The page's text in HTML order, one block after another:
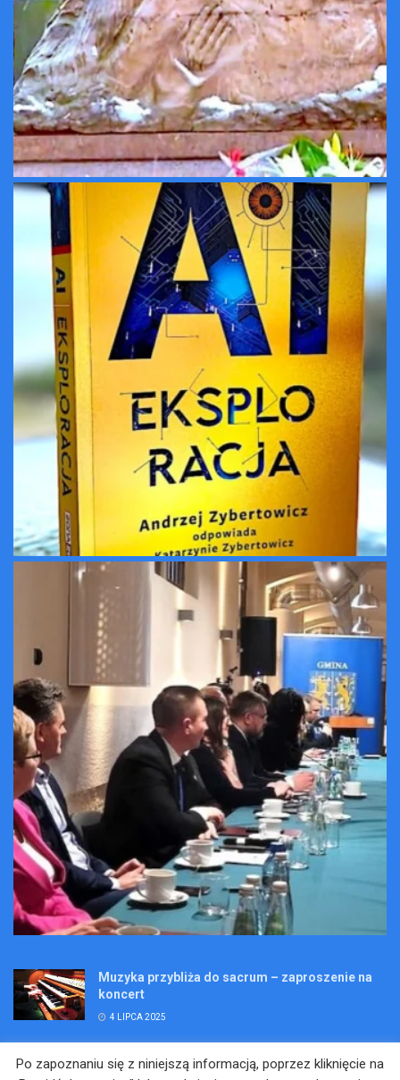
Muzyka przybliża do sacrum – zaproszenie na
koncert
4 LIPCA 2025
Kopalniane Ekspedycje
Po zapoznaniu się z niniejszą informacją, poprzez kliknięcie na